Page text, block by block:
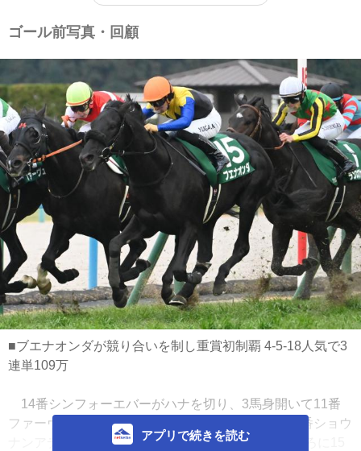
ゴール前写真・回顧
アプリで続きを読む
■ブエナオンダが競り合いを制し重賞初制覇 4-5-18人気で3
連単109万
14番シンフォーエバーがハナを切り、3馬身開いて11番
ファーヴェント、その外を4番マサノカナリアと10番ショウ
ナンアデイブが上がっていく。ファーヴェントの後ろに15